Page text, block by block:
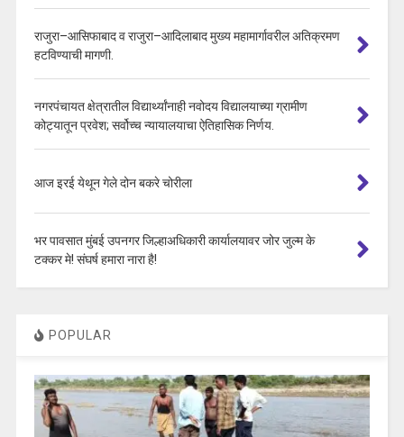
राजुरा–आसिफाबाद व राजुरा–आदिलाबाद मुख्य महामार्गावरील अतिक्रमण
हटविण्याची मागणी.
नगरपंचायत क्षेत्रातील विद्यार्थ्यांनाही नवोदय विद्यालयाच्या ग्रामीण
कोट्यातून प्रवेश; सर्वोच्च न्यायालयाचा ऐतिहासिक निर्णय.
आज इरई येथून गेले दोन बकरे चोरीला
भर पावसात मुंबई उपनगर जिल्हाअधिकारी कार्यालयावर जोर जुल्म के
टक्कर मे! संघर्ष हमारा नारा है!
POPULAR